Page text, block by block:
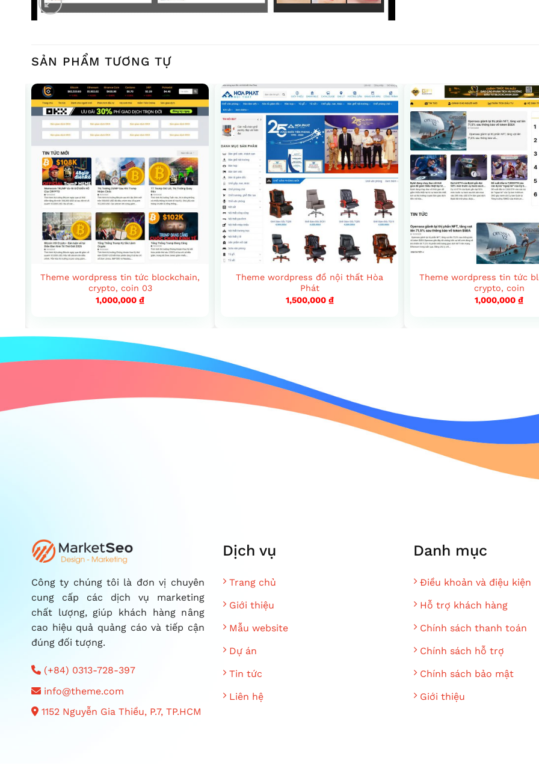
SẢN PHẨM TƯƠNG TỰ
Theme wordpress tin tức blockchain,
crypto, coin 03
1,000,000 ₫
Theme wordpress đồ nội thất Hòa
Phát
1,500,000 ₫
Theme wordpress tin tức
crypto, coin
1,000,000 ₫
Công ty chúng tôi là đơn vị chuyên
cung cấp các dịch vụ marketing
chất lượng, giúp khách hàng nâng
cao hiệu quả quảng cáo và tiếp cận
đúng đối tượng.
(+84) 0313-728-397
info@theme.com
1152 Nguyễn Gia Thiều, P.7, TP.HCM
Dịch vụ
Trang chủ
Giới thiệu
Mẫu website
Dự án
Tin tức
Liên hệ
Danh mục
Điều khoản và điệu kiện
Hỗ trợ khách hàng
Chính sách thanh toán
Chính sách hỗ trợ
Chính sách bảo mật
Giới thiệu